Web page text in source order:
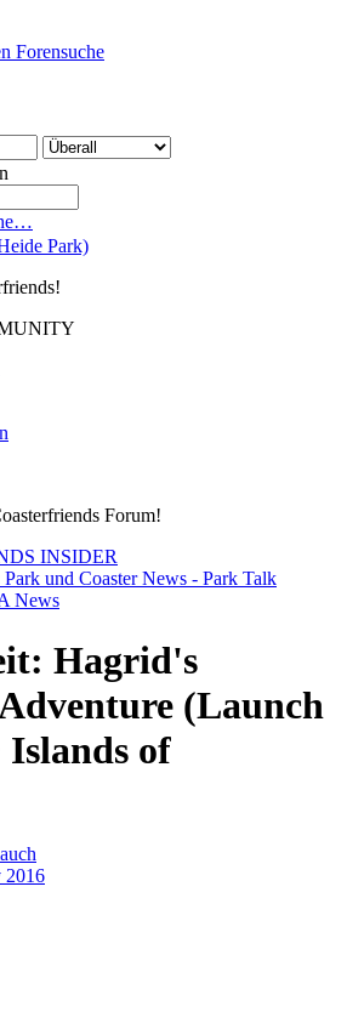
Forensuche
Forum!
INSIDER
und Coaster News - Park Talk
News
Hagrid's
(Launch
Islands of
2016